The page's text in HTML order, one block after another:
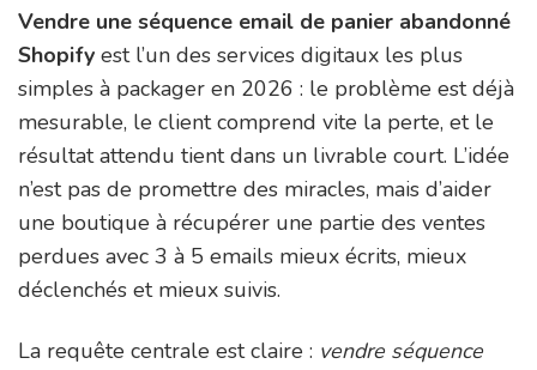
Vendre une séquence email de panier abandonné
Shopify est l’un des services digitaux les plus
simples à packager en 2026 : le problème est déjà
mesurable, le client comprend vite la perte, et le
résultat attendu tient dans un livrable court. L’idée
n’est pas de promettre des miracles, mais d’aider
une boutique à récupérer une partie des ventes
perdues avec 3 à 5 emails mieux écrits, mieux
déclenchés et mieux suivis.
La requête centrale est claire : vendre séquence